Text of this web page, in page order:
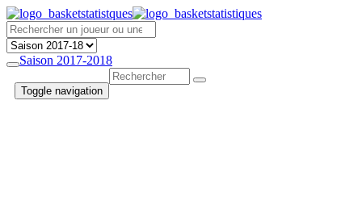
Saison 2017-2018
Toggle navigation